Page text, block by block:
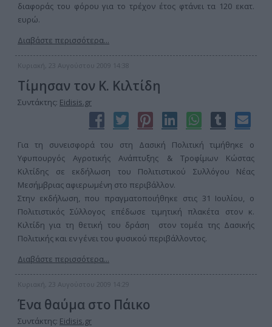
διαφοράς του φόρου για το τρέχον έτος φτάνει τα 120 εκατ.
ευρώ.
Διαβάστε περισσότερα...
Κυριακή, 23 Αυγούστου 2009 14:38
Τίμησαν τον Κ. Κιλτίδη
Συντάκτης: Eidisis.gr
Για τη συνεισφορά του στη Δασική Πολιτική τιμήθηκε ο
Υφυπουργός Αγροτικής Ανάπτυξης & Τροφίμων Κώστας
Κιλτίδης σε εκδήλωση του Πολιτιστικού Συλλόγου Νέας
Μεσήμβριας αφιερωμένη στο περιβάλλον.
Στην εκδήλωση, που πραγματοποιήθηκε στις 31 Ιουλίου, ο
Πολιτιστικός Σύλλογος επέδωσε τιμητική πλακέτα στον κ.
Κιλτίδη για τη θετική του δράση στον τομέα της Δασικής
Πολιτικής και εν γένει του φυσικού περιβάλλοντος.
Διαβάστε περισσότερα...
Κυριακή, 23 Αυγούστου 2009 14:29
Ένα θαύμα στο Πάικο
Συντάκτης: Eidisis.gr